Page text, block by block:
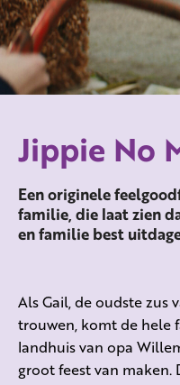
Jippie No
Een originele
familie, die laat zien
en familie best
Als Gail, de oudste zus
trouwen, komt de hele
landhuis van opa
groot feest van